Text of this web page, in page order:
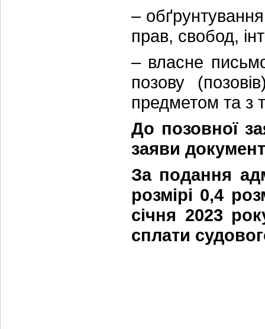
–
прав, свобод,
– власне
позову
предметом та з
До позовної
заяви
За подання
розмірі 0,4
січня 2023
сплати